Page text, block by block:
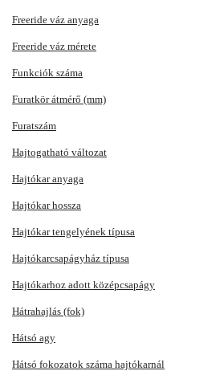
Freeride váz anyaga
Freeride váz mérete
Funkciók száma
Furatkör átmérő (mm)
Furatszám
Hajtogatható változat
Hajtókar anyaga
Hajtókar hossza
Hajtókar tengelyének típusa
Hajtókarcsapágyház típusa
Hajtókarhoz adott középcsapágy
Hátrahajlás (fok)
Hátsó agy
Hátsó fokozatok száma hajtókarnál